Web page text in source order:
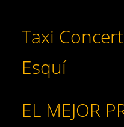
Taxi
Esquí
EL MEJOR